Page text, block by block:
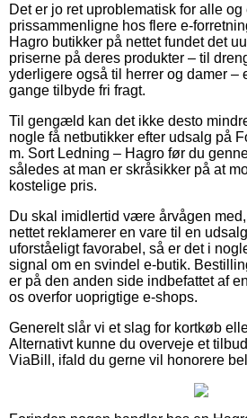
Det er jo ret uproblematisk for alle og
prissammenligne hos flere e-
Hagro butikker på nettet fundet det
priserne på deres produkter – til
yderligere også til herrer og damer –
gange tilbyde fri fragt.
Til gengæld kan det ikke desto
nogle få netbutikker efter udsalg på
m. Sort Ledning – Hagro før du
således at man er skråsikker på at
kostelige pris.
Du skal imidlertid være årvågen
nettet reklamerer en vare til en
uforståeligt favorabel, så er det i
signal om en svindel e-butik.
er på den anden side indbefattet af
os overfor uoprigtige e-shops.
Generelt slår vi et slag for kortkøb
Alternativt kunne du overveje et
ViaBill, ifald du gerne vil honorere